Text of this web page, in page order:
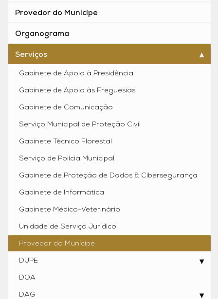
Provedor do Munícipe
Organograma
Serviços
Gabinete de Apoio à Presidência
Gabinete de Apoio às Freguesias
Gabinete de Comunicação
Serviço Municipal de Proteção Civil
Gabinete Técnico Florestal
Serviço de Polícia Municipal
Gabinete de Proteção de Dados & Cibersegurança
Gabinete de Informática
Gabinete Médico-Veterinário
Unidade de Serviço Jurídico
Provedor do Munícipe
DUPE
DOA
DAG